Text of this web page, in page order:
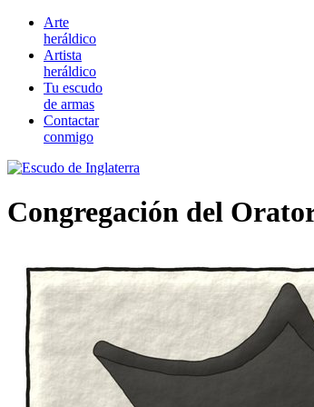
Arte
heráldico
Artista
heráldico
Tu escudo
de armas
Contactar
conmigo
Congregación del